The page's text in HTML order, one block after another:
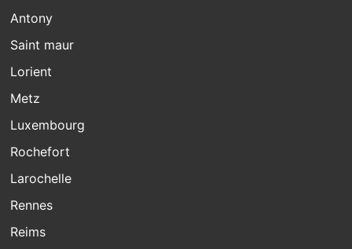
Antony
Saint maur
Lorient
Metz
Luxembourg
Rochefort
Larochelle
Rennes
Reims